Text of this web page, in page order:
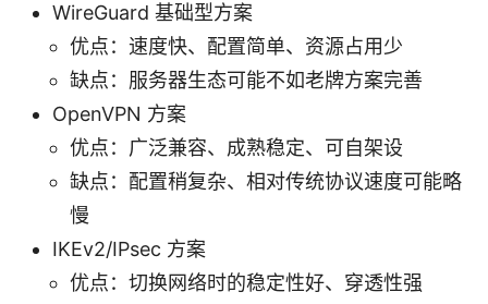
WireGuard 基础型方案
优点：速度快、配置简单、资源占用少
缺点：服务器生态可能不如老牌方案完善
OpenVPN 方案
优点：广泛兼容、成熟稳定、可自架设
缺点：配置稍复杂、相对传统协议速度可能略
慢
IKEv2/IPsec 方案
优点：切换网络时的稳定性好、穿透性强